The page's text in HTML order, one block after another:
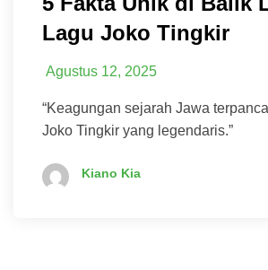
Lagu Joko Tingkir
Agustus 12, 2025
“Keagungan sejarah Jawa
Joko Tingkir yang legendaris.”
Kiano Kia